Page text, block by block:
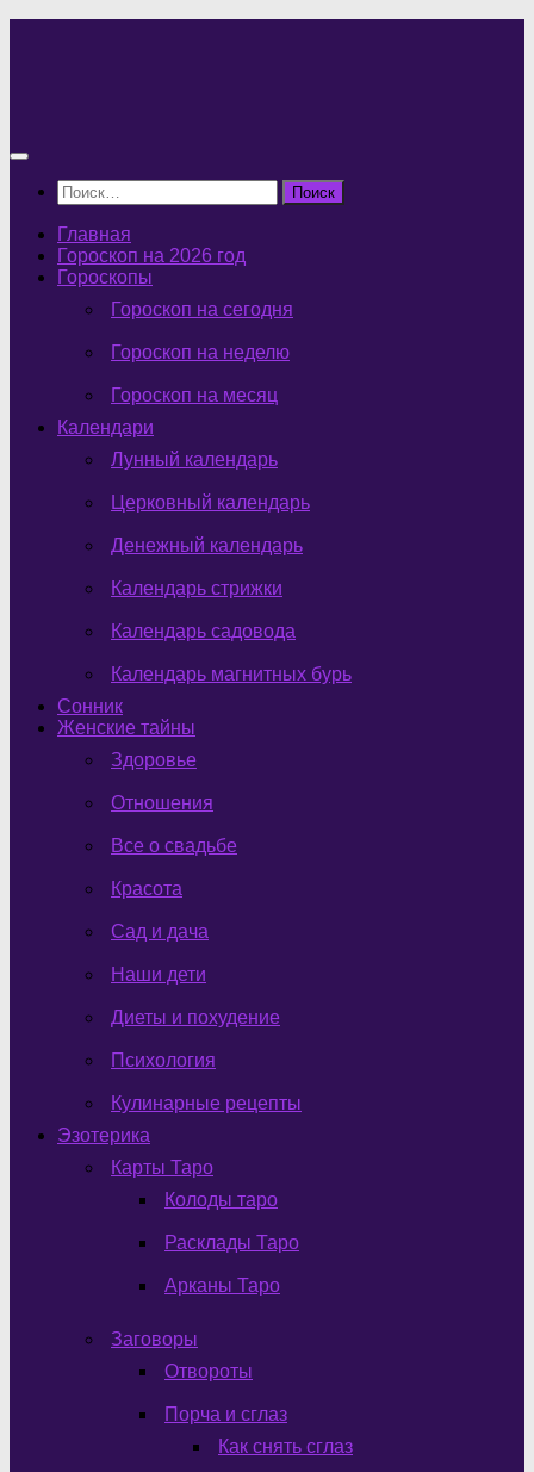
Найти:
Главная
Гороскоп на 2026 год
Гороскопы
Гороскоп на сегодня
Гороскоп на неделю
Гороскоп на месяц
Календари
Лунный календарь
Церковный календарь
Денежный календарь
Календарь стрижки
Календарь садовода
Календарь магнитных бурь
Сонник
Женские тайны
Здоровье
Отношения
Все о свадьбе
Красота
Сад и дача
Наши дети
Диеты и похудение
Психология
Кулинарные рецепты
Эзотерика
Карты Таро
Колоды таро
Расклады Таро
Арканы Таро
Заговоры
Отвороты
Порча и сглаз
Как снять сглаз